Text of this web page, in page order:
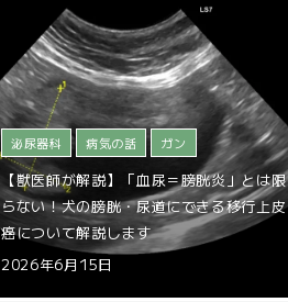
泌尿器科 病気の話 ガン
【獣医師が解説】「血尿＝膀胱炎」とは限
らない！犬の膀胱・尿道にできる移行上皮
癌について解説します
2026年6月15日